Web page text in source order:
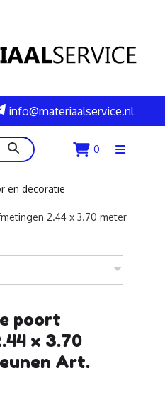
info@materiaalservice.nl
zoeken 0
Menu
en decoratie
2.44 x 3.70 meter
poort
x 3.70
Art.